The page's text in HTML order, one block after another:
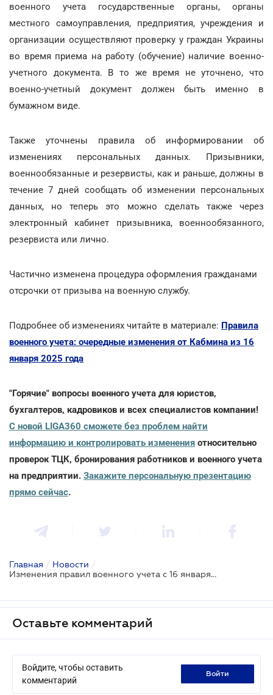
военного учета государственные органы, органы
местного самоуправления, предприятия, учреждения и
организации осуществляют проверку у граждан Украины
во время приема на работу (обучение) наличие военно-
учетного документа. В то же время не уточнено, что
военно-учетный документ должен быть именно в
бумажном виде.
Также уточнены правила об информировании об
изменениях персональных данных. Призывники,
военнообязанные и резервисты, как и раньше, должны в
течение 7 дней сообщать об изменении персональных
данных, но теперь это можно сделать также через
электронный кабинет призывника, военнообязанного,
резервиста или лично.
Частично изменена процедура оформления гражданами
отсрочки от призыва на военную службу.
Подробнее об изменениях читайте в материале: Правила
военного учета: очередные изменения от Кабмина из 16
января 2025 года
"Горячие" вопросы военного учета для юристов,
бухгалтеров, кадровиков и всех специалистов компании!
С новой LIGA360 сможете без проблем найти
информацию и контролировать изменения относительно
проверок ТЦК, бронирования работников и военного учета
на предприятии. Закажите персональную презентацию
прямо сейчас.
Главная / Новости /
Изменения правил военного учета с 16 января: постановление Кабмина
Оставьте комментарий
Войдите, чтобы оставить
комментарий
войти